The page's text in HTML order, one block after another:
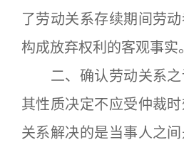
了劳动关系存续期间劳
构成放弃权利的客观事实。
二、确认劳动关系之
其性质决定不应受仲裁
关系解决的是当事人之